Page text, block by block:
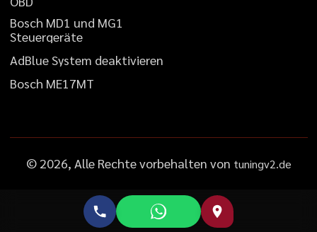
Bosch MD1 und MG1
Steuergeräte
AdBlueSystem deaktivieren
Bosch ME17MT
© 2026, Alle Rechte vorbehalten von tuningv2.de